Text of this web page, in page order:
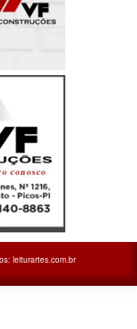
leiturartes.com.br